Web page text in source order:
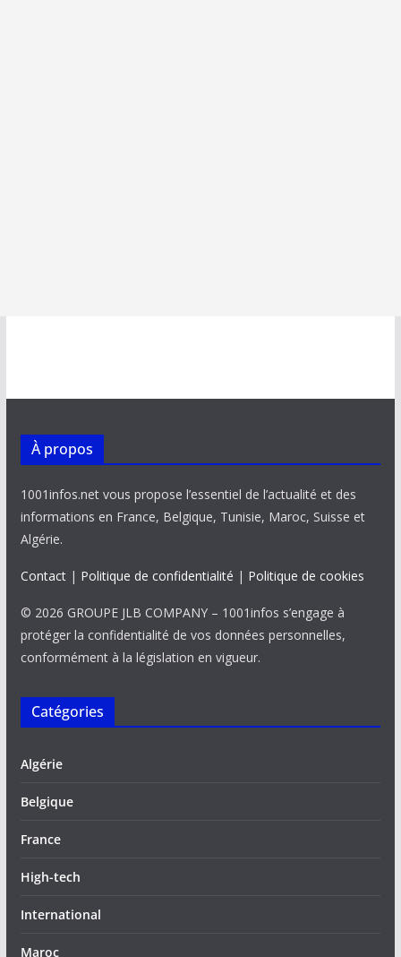
À propos
1001infos.net vous propose l’essentiel de l’actualité et des
informations en France, Belgique, Tunisie, Maroc, Suisse et
Algérie.
Contact| Politique de confidentialité | Politique de cookies
© 2026 GROUPE JLB COMPANY – 1001infos s’engage à
protéger la confidentialité de vos données personnelles,
conformément à la législation en vigueur.
Catégories
Algérie
Belgique
France
High-tech
International
Maroc